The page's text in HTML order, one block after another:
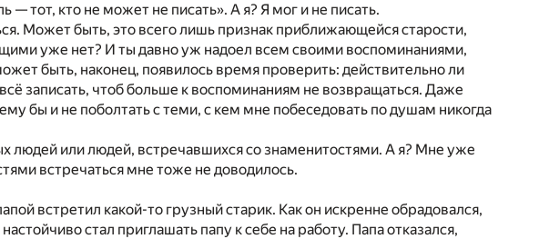
— тот, кто не может не писать». А я? Я мог и не писать.
Может быть, это всего лишь признак приближающейся старости,
уже нет? И ты давно уж надоел всем своими воспоминаниями,
быть, наконец, появилось время проверить: действительно ли
записать, чтоб больше к воспоминаниям не возвращаться. Даже
бы и не поболтать с теми, с кем мне побеседовать по душам никогда
людей или людей, встречавшихся со знаменитостями. А я? Мне уже
встречаться мне тоже не доводилось.
встретил какой-то грузный старик. Как он искренне обрадовался,
стал приглашать папу к себе на работу. Папа отказался,